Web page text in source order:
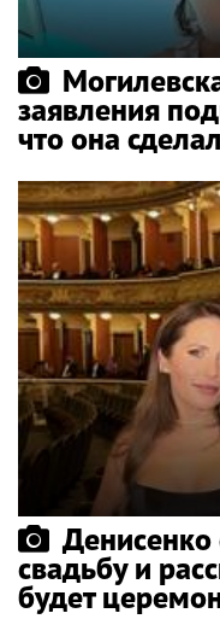
заявления
что она
Денисенко
свадьбу и
будет